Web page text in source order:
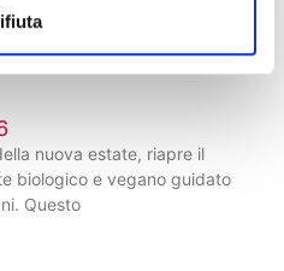
biologico e vegano guidato
nuova estate, riapre il
biologico e vegano guidato
Questo